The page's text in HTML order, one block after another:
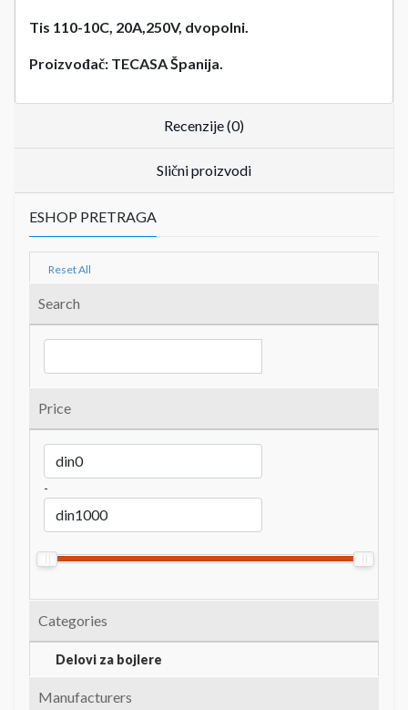
Tis 110-10C, 20A,250V, dvopolni.
Proizvođač: TECASA Španija.
Recenzije (0)
Slični proizvodi
ESHOP PRETRAGA
Reset All
Search
Price
-
Categories
Delovi za bojlere
Manufacturers